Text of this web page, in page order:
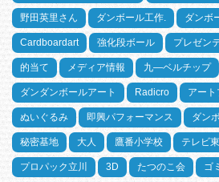
野田英里さん ダンボール工作. ダンボ
Cardboardart 強化段ボール プレゼン
的当て メディア情報 九―ベルチップ
ダンダンボールアート Radicro アート
ぬいぐるみ 即興パフォーマンス ダン
秘密基地 大人 鷹番小学校 テレビ
プロパック立川 3D たつのこ会 ゴ